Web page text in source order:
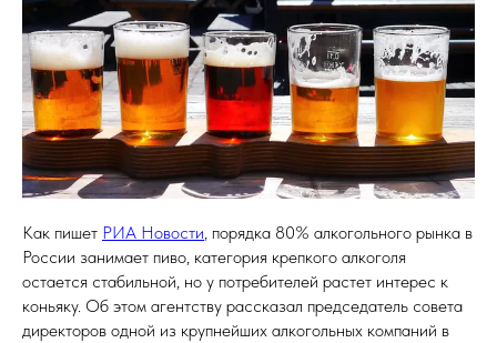
Как пишет РИА Новости, порядка 80% алкогольного рынка в
России занимает пиво, категория крепкого алкоголя
остается стабильной, но у потребителей растет интерес к
коньяку. Об этом агентству рассказал председатель совета
директоров одной из крупнейших алкогольных компаний в